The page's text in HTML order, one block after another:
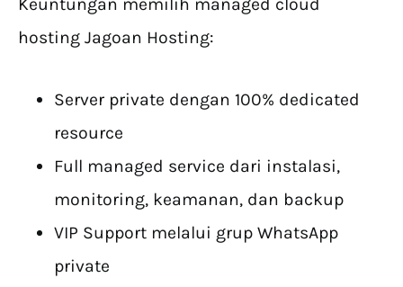
hosting Jagoan Hosting:
Server private dengan 100% dedicated
resource
Full managed service dari instalasi,
monitoring, keamanan, dan backup
VIP Support melalui grup WhatsApp
private